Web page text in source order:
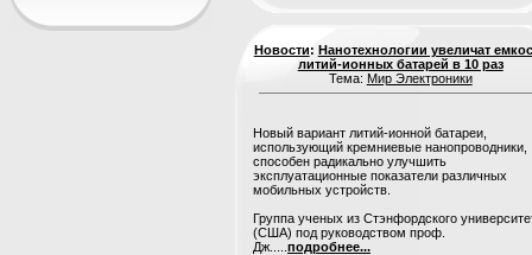
Новости: Нанотехнологии увеличат
литий-ионных батарей в 10 раз
Тема: Мир Электроники
Новый вариант литий-ионной батареи,
использующий кремниевые нанопроводники,
способен радикально улучшить
эксплуатационные показатели различных
мобильных устройств.
Группа ученых из Стэнфордского
(США) под руководством проф.
Дж..... подробнее...